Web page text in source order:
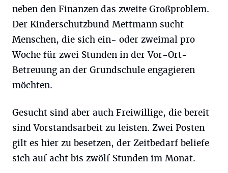
neben den Finanzen das zweite Großproblem.
Der Kinderschutzbund Mettmann sucht
Menschen, die sich ein- oder zweimal pro
Woche für zwei Stunden in der Vor-Ort-
Betreuung an der Grundschule engagieren
möchten.
Gesucht sind aber auch Freiwillige, die bereit
sind Vorstandsarbeit zu leisten. Zwei Posten
gilt es hier zu besetzen, der Zeitbedarf beliefe
sich auf acht bis zwölf Stunden im Monat.